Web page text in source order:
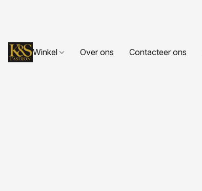
Winkel Over ons Contacteer ons